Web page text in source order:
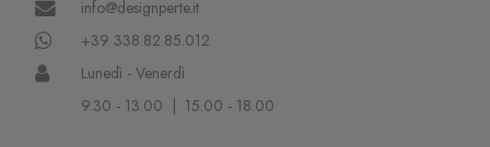
info@designperte.it
+39 338.82.85.012
Lunedì - Venerdì
9.30 - 13.00 | 15.00 - 18.00